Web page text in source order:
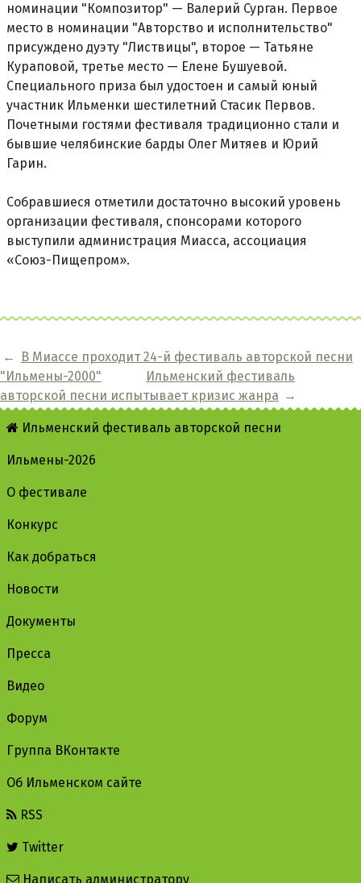
номинации "Композитор" — Валерий Сурган. Первое
место в номинации "Авторство и исполнительство"
присуждено дуэту "Листвицы", второе — Татьяне
Кураповой, третье место — Елене Бушуевой.
Специального приза был удостоен и самый юный
участник Ильменки шестилетний Стасик Первов.
Почетными гостями фестиваля традиционно стали и
бывшие челябинские барды Олег Митяев и Юрий
Гарин.
Собравшиеся отметили достаточно высокий уровень
организации фестиваля, спонсорами которого
выступили администрация Миасса, ассоциация
«Союз-Пищепром».
←
В Миассе проходит 24-й фестиваль авторской песни
"Ильмены-2000"
Ильменский фестиваль
авторской песни испытывает кризис жанра →
Ильменский фестиваль авторской песни
Ильмены-2026
О фестивале
Конкурс
Как добраться
Новости
Документы
Пресса
Видео
Форум
Группа ВКонтакте
Об Ильменском сайте
RSS
Twitter
Написать администратору